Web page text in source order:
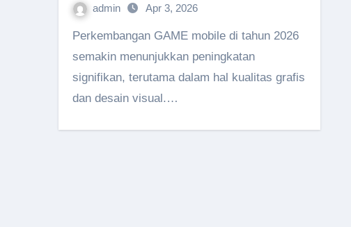
admin Apr 3, 2026
Perkembangan GAME mobile di tahun 2026
semakin menunjukkan peningkatan
signifikan, terutama dalam hal kualitas grafis
dan desain visual.…